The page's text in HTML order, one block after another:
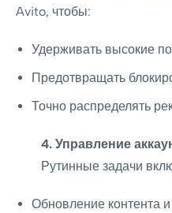
Avito, чтобы:
Удерживать высокие
Предотвращать
Точно распределять
4. Управление
Рутинные задачи
Обновление контента